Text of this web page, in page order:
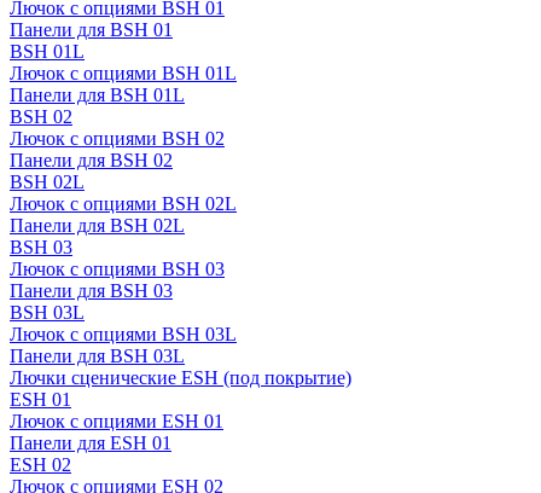
Лючок с опциями BSH 01
Панели для BSH 01
BSH 01L
Лючок с опциями BSH 01L
Панели для BSH 01L
BSH 02
Лючок с опциями BSH 02
Панели для BSH 02
BSH 02L
Лючок с опциями BSH 02L
Панели для BSH 02L
BSH 03
Лючок с опциями BSH 03
Панели для BSH 03
BSH 03L
Лючок с опциями BSH 03L
Панели для BSH 03L
Лючки сценические ESH (под покрытие)
ESH 01
Лючок с опциями ESH 01
Панели для ESH 01
ESH 02
Лючок с опциями ESH 02